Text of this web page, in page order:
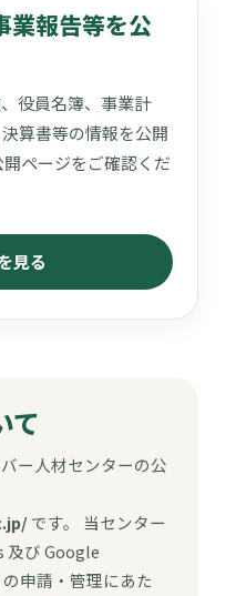
業報告等を公
役員名簿、事業計
算書等の情報を公開
ページをご確認くだ
見る
て
ー人材センターの公
です。 当センター
び Google
申請・管理にあた